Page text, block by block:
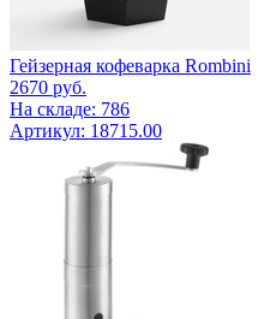
Гейзерная кофеварка Rombini
2670 руб.
На складе: 786
Артикул: 18715.00